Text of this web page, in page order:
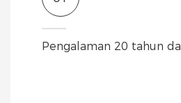
Pengalaman 20 tahun